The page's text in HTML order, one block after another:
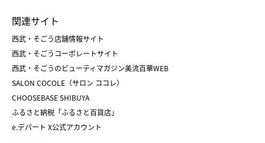
父の日
クリスマスケーキ
ホワイトデー
菓子折り
和菓子
人気のギフト
バレンタイン
ホワイトデー
おせち
フード
関連サイト
西武・そごう店舗情報サイト
西武・そごうコーポレートサイト
西武・そごうのビューティマガジン美流百華WEB
SALON COCOLE（サロン ココレ）
CHOOSEBASE SHIBUYA
ふるさと納税「ふるさと百貨店」
e.デパート X公式アカウント